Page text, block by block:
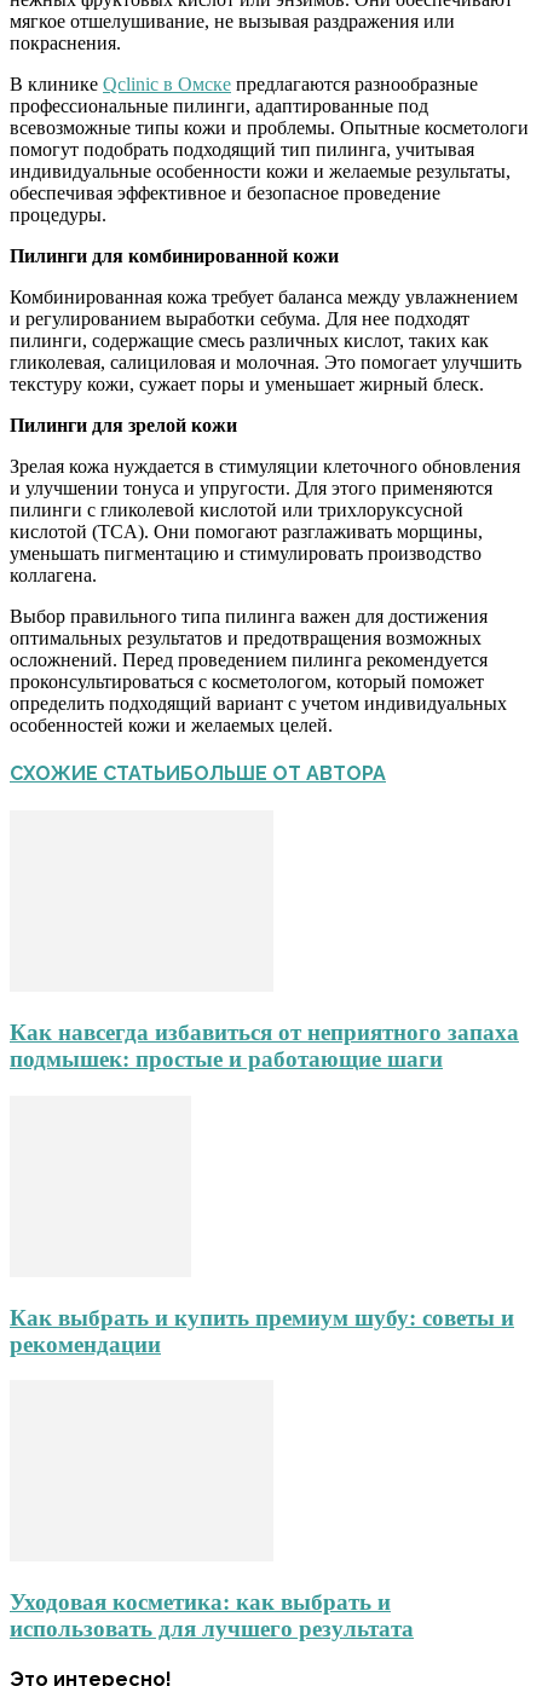
мягкое отшелушивание, не вызывая раздражения или
покраснения.
В клинике Qclinic в Омске предлагаются разнообразные
профессиональные пилинги, адаптированные под
всевозможные типы кожи и проблемы. Опытные косметологи
помогут подобрать подходящий тип пилинга, учитывая
индивидуальные особенности кожи и желаемые результаты,
обеспечивая эффективное и безопасное проведение
процедуры.
Пилинги для комбинированной кожи
Комбинированная кожа требует баланса между увлажнением
и регулированием выработки себума. Для нее подходят
пилинги, содержащие смесь различных кислот, таких как
гликолевая, салициловая и молочная. Это помогает улучшить
текстуру кожи, сужает поры и уменьшает жирный блеск.
Пилинги для зрелой кожи
Зрелая кожа нуждается в стимуляции клеточного обновления
и улучшении тонуса и упругости. Для этого применяются
пилинги с гликолевой кислотой или трихлоруксусной
кислотой (TCA). Они помогают разглаживать морщины,
уменьшать пигментацию и стимулировать производство
коллагена.
Выбор правильного типа пилинга важен для достижения
оптимальных результатов и предотвращения возможных
осложнений. Перед проведением пилинга рекомендуется
проконсультироваться с косметологом, который поможет
определить подходящий вариант с учетом индивидуальных
особенностей кожи и желаемых целей.
СХОЖИЕ СТАТЬИБОЛЬШЕ ОТ АВТОРА
Как навсегда избавиться от неприятного запаха
подмышек: простые и работающие шаги
Как выбрать и купить премиум шубу: советы и
рекомендации
Уходовая косметика: как выбрать и
использовать для лучшего результата
Это интересно!